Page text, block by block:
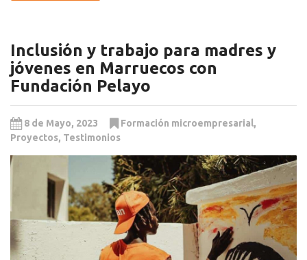
Inclusión y trabajo para madres y
jóvenes en Marruecos con
Fundación Pelayo
8 de Mayo, 2023 Formación microempresarial,
Proyectos, Testimonios